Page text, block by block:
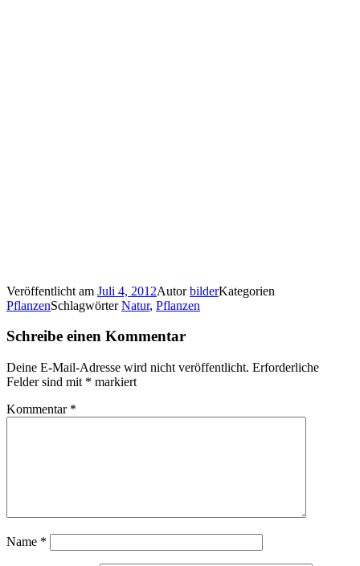
Veröffentlicht am Juli 4, 2012AutorbilderKategorien
PflanzenSchlagwörterNatur, Pflanzen
Schreibe einen Kommentar
Deine E-Mail-Adresse wird nicht veröffentlicht. Erforderliche
Felder sind mit * markiert
Kommentar *
Name *